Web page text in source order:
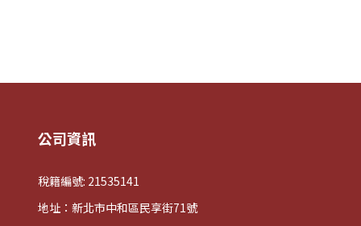
公司資訊
稅籍編號: 21535141
地址：新北市中和區民享街71號